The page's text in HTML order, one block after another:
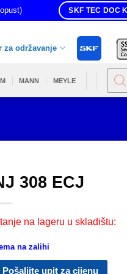
SKF TEC DOC
za održavanje
MANN MEYLE
search
308 ECJ
na lageru u skladištu:
na zalihi
Pošaljite upit za cijenu